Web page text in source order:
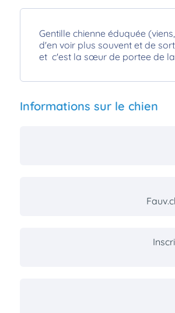
Gentille chienne éduquée
d'en voir plus souvent et de
et c'est la sœur de portee de
Informations sur le chien